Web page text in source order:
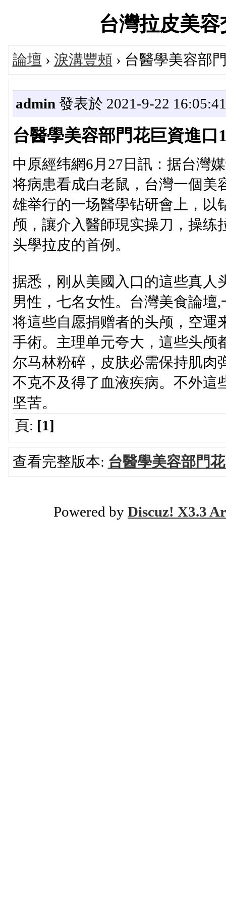
台灣拉皮美
論壇 › 淚溝豐頰 › 台醫學美容部
admin 發表於 2021-9-22 16:05:41
台醫學美容部門花巨資進口
中原經纬網6月27日訊：据台灣
将病患看成白老鼠，台灣一個美
雄举行的一场醫學钻研會上，以
颅，讓介入醫師現实操刀，操练
头學拉皮的首例。
据悉，刚从美國入口的這些真人
男性，七名女性。台灣美食論壇
将這些自愿捐赠者的头颅，空運
手術。主理单元夸大，這些头颅
尔马林粉碎，皮肤必需保持肌肉
不克不及得了血液疾病。不外這
坚苦。
頁: [1]
查看完整版本: 台醫學美容部門
Powered by Discuz! X3.3